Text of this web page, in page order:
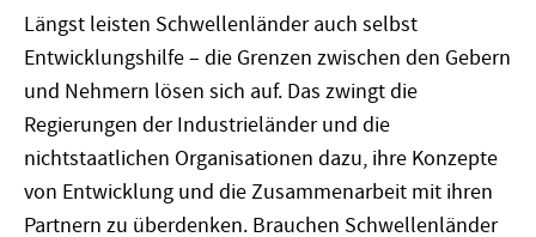
Längst leisten Schwellenländer auch selbst
Entwicklungshilfe – die Grenzen zwischen den Gebern
und Nehmern lösen sich auf. Das zwingt die
Regierungen der Industrieländer und die
nichtstaatlichen Organisationen dazu, ihre Konzepte
von Entwicklung und die Zusammenarbeit mit ihren
Partnern zu überdenken. Brauchen Schwellenländer